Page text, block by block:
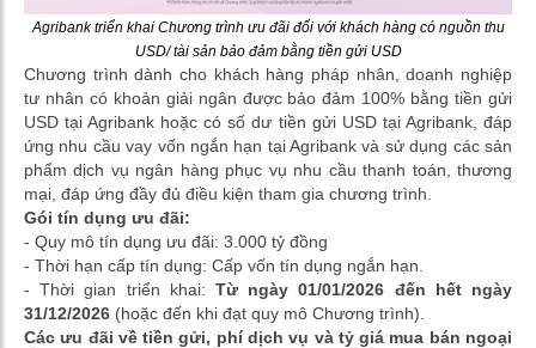
Agribank triển khai Chương trình ưu đãi đối với khách hàng có nguồn thu
USD/ tài sản bảo đảm bằng tiền gửi USD
Chương trình dành cho khách hàng pháp nhân, doanh nghiệp
tư nhân có khoản giải ngân được bảo đảm 100% bằng tiền gửi
USD tại Agribank hoặc có số dư tiền gửi USD tại Agribank, đáp
ứng nhu cầu vay vốn ngắn hạn tại Agribank và sử dụng các sản
phẩm dịch vụ ngân hàng phục vụ nhu cầu thanh toán, thương
mại, đáp ứng đầy đủ điều kiện tham gia chương trình.
Gói tín dụng ưu đãi:
- Quy mô tín dụng ưu đãi: 3.000 tỷ đồng
- Thời hạn cấp tín dụng: Cấp vốn tín dụng ngắn hạn.
- Thời gian triển khai: Từ ngày 01/01/2026 đến hết ngày
31/12/2026 (hoặc đến khi đạt quy mô Chương trình).
Các ưu đãi về tiền gửi, phí dịch vụ và tỷ giá mua bán ngoại